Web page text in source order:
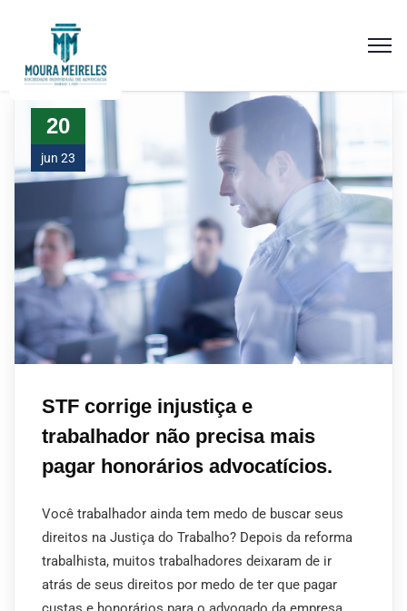
20
jun 23
STF corrige injustiça e
trabalhador não precisa mais
pagar honorários advocatícios.
Você trabalhador ainda tem medo de buscar seus
direitos na Justiça do Trabalho? Depois da reforma
trabalhista, muitos trabalhadores deixaram de ir
atrás de seus direitos por medo de ter que pagar